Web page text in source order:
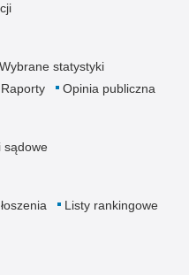
Wybrane statystyki
Raporty Opinia publiczna
sądowe
Listy rankingowe